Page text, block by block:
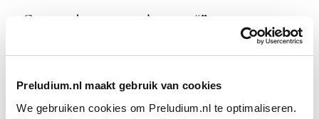
Preludium.nl maakt gebruik van cookies
We gebruiken cookies om Preludium.nl te optimaliseren.
Geen resultaten gevonden voor “”.